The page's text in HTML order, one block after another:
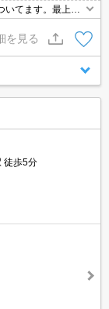
いてます。最上
円/月。
を見る
徒歩5分